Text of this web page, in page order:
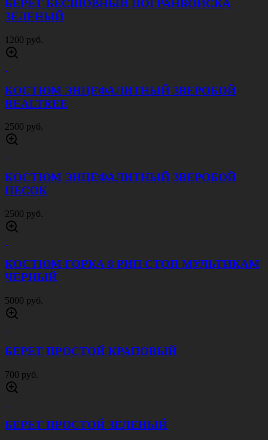
700 руб.
700 руб.
БЕРЕТ ПРОСТОЙ ОЛИВА
700 руб.
КЕПКА ЗВЕЗДА СА ЗЕЛЕНЫЙ КМФ
400 руб.